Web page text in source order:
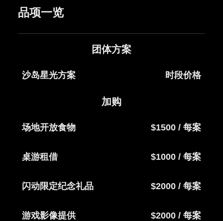
品项一览
团体方案
沙岛星光方案 时段价格
加购
场地开放食物 $1500 / 每案
桌游租借 $1000 / 每案
闪动限定纪念礼品 $2000 / 每案
游戏影像提供 $2000 / 每案